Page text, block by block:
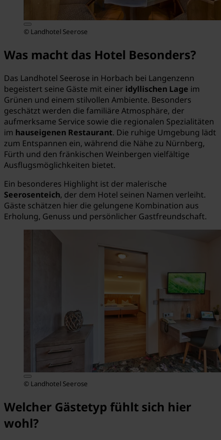
© Landhotel Seerose
Was macht das Hotel Besonders?
Das Landhotel Seerose in Horbach bei Langenzenn
begeistert seine Gäste mit einer idyllischen Lage im
Grünen und einem stilvollen Ambiente. Besonders
geschätzt werden die familiäre Atmosphäre, der
aufmerksame Service sowie die regionalen Spezialitäten
im hauseigenen Restaurant. Die ruhige Umgebung lädt
zum Entspannen ein, während die Nähe zu Nürnberg,
Fürth und den fränkischen Weinbergen vielfältige
Ausflugsmöglichkeiten bietet.
Ein besonderes Highlight ist der malerische
Seerosenteich, der dem Hotel seinen Namen verleiht.
Gäste schätzen hier die gelungene Kombination aus
Erholung, Genuss und persönlicher Gastfreundschaft.
© Landhotel Seerose
Welcher Gästetyp fühlt sich hier
wohl?